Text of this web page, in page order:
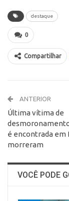
destaque
0
Compartilhar
ANTERIOR
Última vítima de
é encontrada em
morreram
VOCÊ PODE